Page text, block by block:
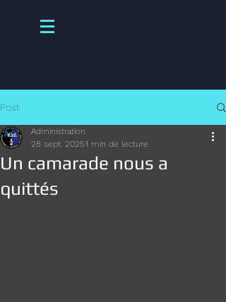
Post
Un camarade nous a
quittés
Administration
28 sept. 20251 min de lecture